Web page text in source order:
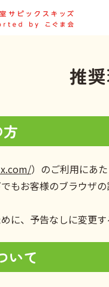
推
）のご利用にあ
もお客様のブラウザ
に、予告なしに変更
いて